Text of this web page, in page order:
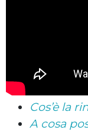
Cos’è la
A cosa